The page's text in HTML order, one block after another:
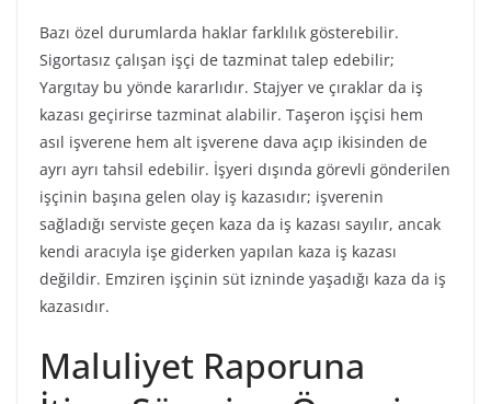
Bazı özel durumlarda haklar farklılık gösterebilir.
Sigortasız çalışan işçi de tazminat talep edebilir;
Yargıtay bu yönde kararlıdır. Stajyer ve çıraklar da iş
kazası geçirirse tazminat alabilir. Taşeron işçisi hem
asıl işverene hem alt işverene dava açıp ikisinden de
ayrı ayrı tahsil edebilir. İşyeri dışında görevli gönderilen
işçinin başına gelen olay iş kazasıdır; işverenin
sağladığı serviste geçen kaza da iş kazası sayılır, ancak
kendi aracıyla işe giderken yapılan kaza iş kazası
değildir. Emziren işçinin süt izninde yaşadığı kaza da iş
kazasıdır.
Maluliyet Raporuna